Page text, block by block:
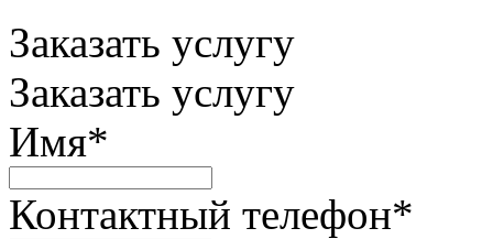
Заказать услугу
Заказать услугу
Имя*
Контактный телефон*